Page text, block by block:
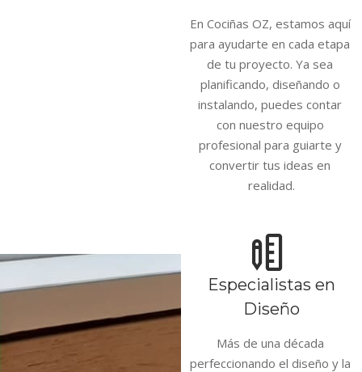
En Cociñas OZ, estamos aquí
para ayudarte en cada etapa
de tu proyecto. Ya sea
planificando, diseñando o
instalando, puedes contar
con nuestro equipo
profesional para guiarte y
convertir tus ideas en
realidad.
Especialistas en
Diseño
Más de una década
perfeccionando el diseño y la